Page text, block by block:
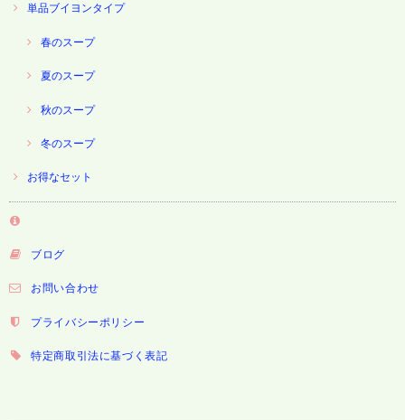
単品ブイヨンタイプ
春のスープ
夏のスープ
秋のスープ
冬のスープ
お得なセット
ブログ
お問い合わせ
プライバシーポリシー
特定商取引法に基づく表記